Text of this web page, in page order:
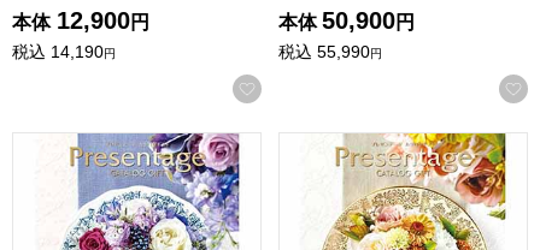
本体 12,900円
税込 14,190円
お気に入りに登録する
本体 50,900円
税込 55,990円
プレゼンテージ カンタータ【カタログギフト】【贈りもの
プレゼンテージ アレグロ【